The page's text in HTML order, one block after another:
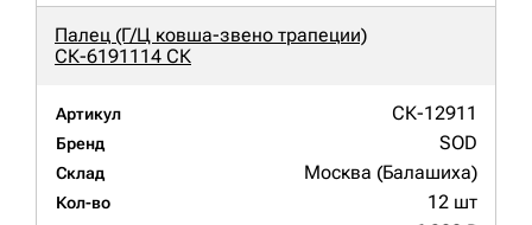
Палец (Г/Ц ковша-звено трапеции)
СК-6191114 СК
Артикул СК-12911
Бренд SOD
Склад Москва (Балашиха)
Кол-во 12 шт